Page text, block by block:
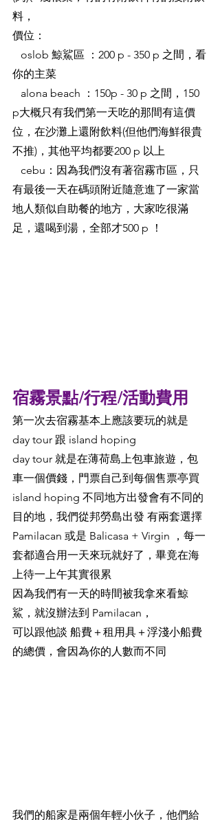
料，
價位：
你的主菜
p大概只有我們第一天吃的那間有這價
位，在沙灘上還附飲料(但他們海鮮很貴
不推)，其他平均都要200 p 以上
有最後一天在碼頭附近隨意進了一家當
地人類似自助餐的地方，大家吃很滿
足，還喝到湯，全部才500 p ！
宿霧景點/行程/活動費用
第一次去宿霧基本上應該要玩的就是
day tour 跟 island hoping
day tour 就是在薄荷島上包車旅遊，包
車一個價錢，門票自己到每個售票亭買
​​​​​island hoping 不同地方出發會有不同的
目的地，我們從邦勞島出發 有兩套選擇
Pamilacan 或是 Balicasa + Virgin ，每一
套都適合用一天來玩就好了，畢竟在海
上待一上午其實很累
因為我們有一天的時間被我拿來看鯨
鯊，就沒辦法到 Pamilacan，
可以跟他談 船費＋租用具＋浮淺小船費
的總價，會因為你的人數而不同
我們的船家是兩個年輕小伙子，他們給